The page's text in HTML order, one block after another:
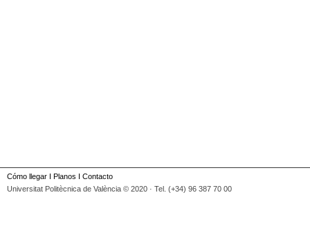
Cómo llegar I Planos I Contacto
Universitat Politècnica de València © 2020 · Tel. (+34) 96 387 70 00